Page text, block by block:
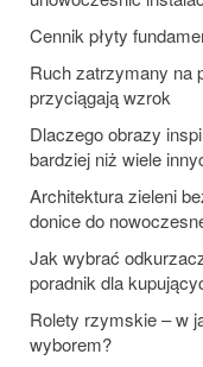
Cennik płyty
Ruch zatrzymany na
przyciągają wzrok
Dlaczego obrazy
bardziej niż wiele
Architektura zieleni
donice do
Jak wybrać
poradnik dla
Rolety rzymskie – w
wyborem?